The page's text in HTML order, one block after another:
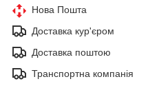
Нова Пошта
Доставка кур'єром
Доставка поштою
Транспортна компанія